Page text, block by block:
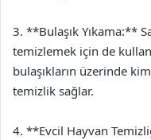
3. **Bulaşık Yıkama:**
temizlemek için de
bulaşıkların üzerinde
temizlik sağlar.
4. **Evcil Hayvan